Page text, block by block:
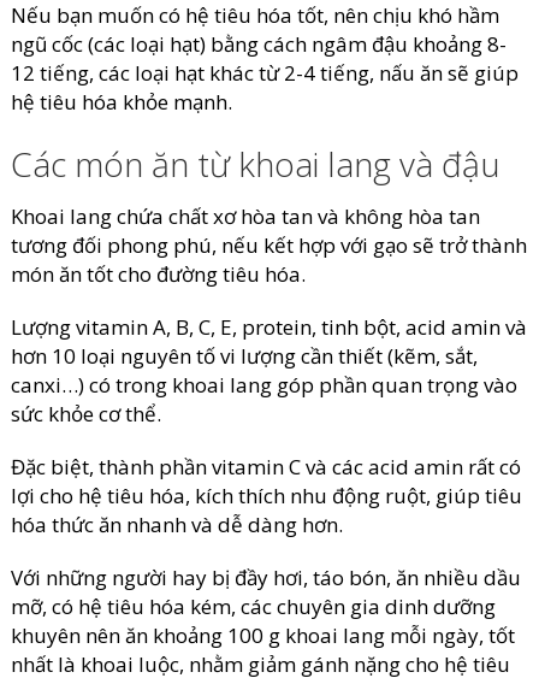
Nếu bạn muốn có hệ tiêu hóa tốt, nên chịu khó hầm
ngũ cốc (các loại hạt) bằng cách ngâm đậu khoảng 8-
12 tiếng, các loại hạt khác từ 2-4 tiếng, nấu ăn sẽ giúp
hệ tiêu hóa khỏe mạnh.
Các món ăn từ khoai lang và đậu
Khoai lang chứa chất xơ hòa tan và không hòa tan
tương đối phong phú, nếu kết hợp với gạo sẽ trở thành
món ăn tốt cho đường tiêu hóa.
Lượng vitamin A, B, C, E, protein, tinh bột, acid amin và
hơn 10 loại nguyên tố vi lượng cần thiết (kẽm, sắt,
canxi…) có trong khoai lang góp phần quan trọng vào
sức khỏe cơ thể.
Đặc biệt, thành phần vitamin C và các acid amin rất có
lợi cho hệ tiêu hóa, kích thích nhu động ruột, giúp tiêu
hóa thức ăn nhanh và dễ dàng hơn.
Với những người hay bị đầy hơi, táo bón, ăn nhiều dầu
mỡ, có hệ tiêu hóa kém, các chuyên gia dinh dưỡng
khuyên nên ăn khoảng 100 g khoai lang mỗi ngày, tốt
nhất là khoai luộc, nhằm giảm gánh nặng cho hệ tiêu